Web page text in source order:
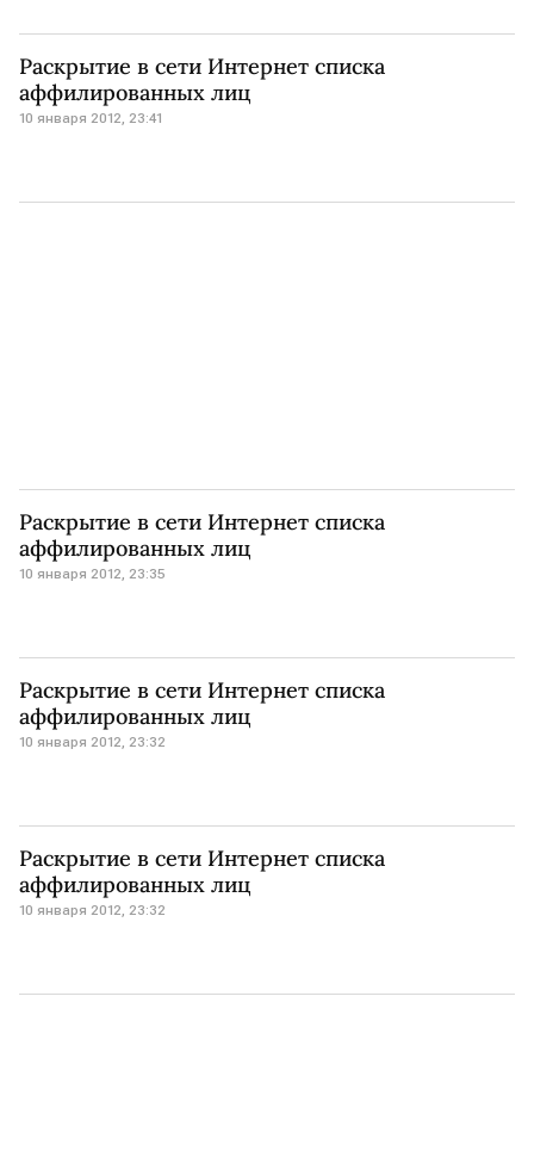
Раскрытие в сети Интернет списка
аффилированных лиц
10 января 2012, 23:41
Раскрытие в сети Интернет списка
аффилированных лиц
10 января 2012, 23:35
Раскрытие в сети Интернет списка
аффилированных лиц
10 января 2012, 23:32
Раскрытие в сети Интернет списка
аффилированных лиц
10 января 2012, 23:32